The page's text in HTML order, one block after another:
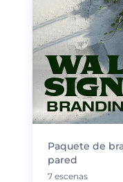
Paquete de
pared
7 escenas